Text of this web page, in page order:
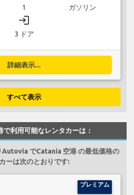
1 ガソリン
login
3 ドア
詳細表示...
すべて表示
利用可能なレンタカーは：
Autovia でCatania 空港 の最低価格の
ーは次のとおりです:
プレミアム